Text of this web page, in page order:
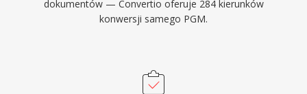
dokumentów — Convertio oferuje 284 kierunków
konwersji samego PGM.